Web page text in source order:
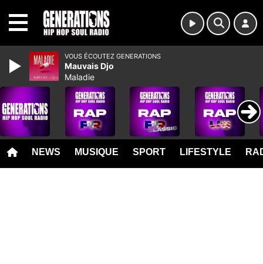
NEWS MUSIQUE SPORT LIFESTYLE
VOUS ÉCOUTEZ GENERATIONS
Mauvais Djo
Maladie